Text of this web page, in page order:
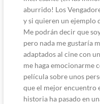
aburrido! Los
y si quieren un ejemplo
Me podrán decir que
pero nada me gustaría
adaptados al cine con
me haga emocionarme
película sobre unos
que el mejor encuentro
historia ha pasado en